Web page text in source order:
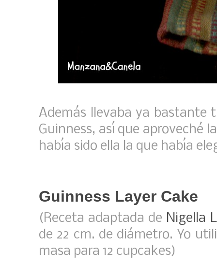
Además llevaba ya bastante
Guinness, así que aproveché
había sido ella la que había
Guinness Layer Cake
(Receta adaptada de Nigella
de 22 cm. de diámetro. Yo
masa para 12 cupcakes)